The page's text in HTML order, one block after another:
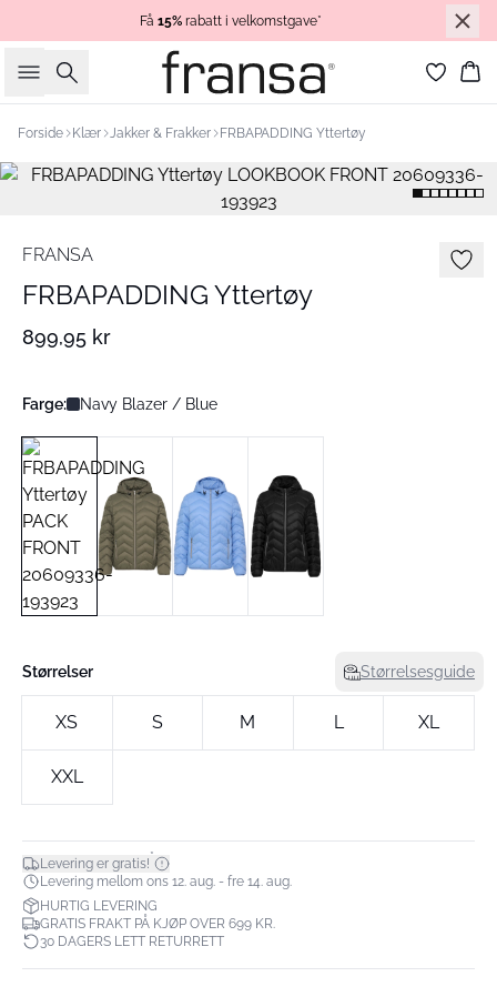
Få 15% rabatt i velkomstgave*
Søk
Forside Klær Jakker & Frakker FRBAPADDING Yttertøy
FRANSA
FRBAPADDING Yttertøy
899,95 kr
Farge: Navy Blazer / Blue
Størrelser Størrelsesguide
XS S M L XL
XXL
Levering er gratis!*
Levering mellom ons 12. aug. - fre 14. aug.
HURTIG LEVERING
GRATIS FRAKT PÅ KJØP OVER 699 KR.
30 DAGERS LETT RETURRETT